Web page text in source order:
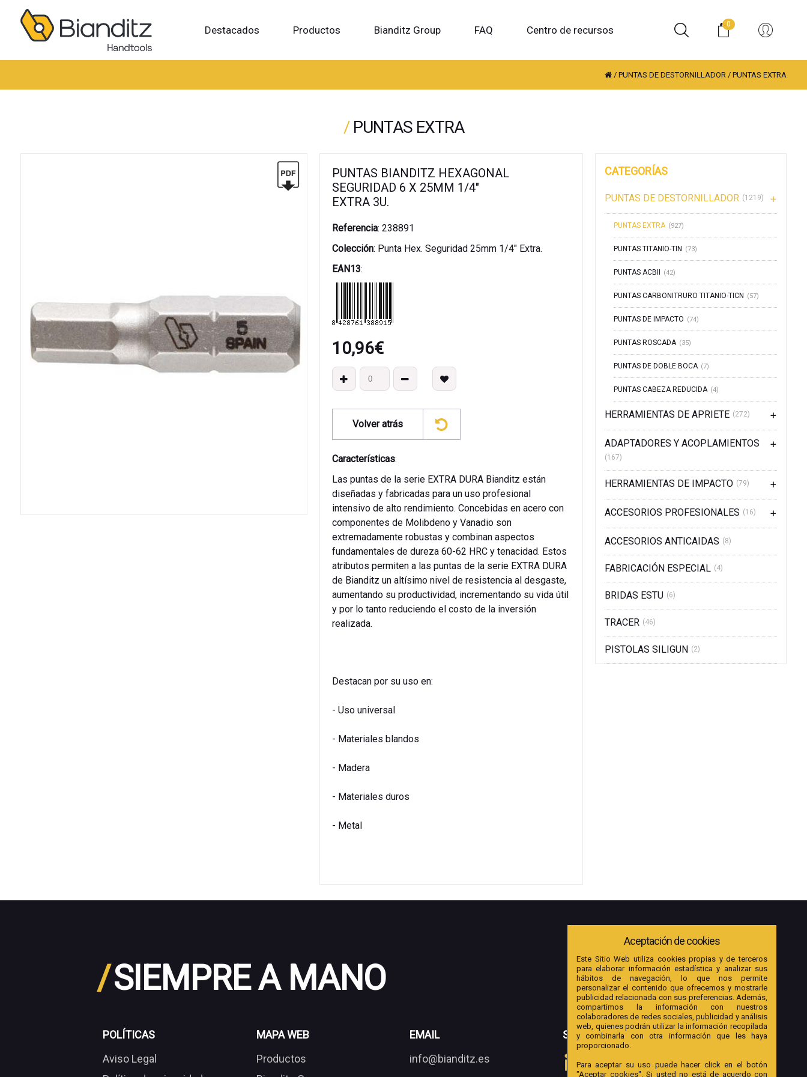
0
Destacados Productos Bianditz Group FAQ Centro de recursos
/PUNTAS DE DESTORNILLADOR /PUNTAS EXTRA
/ PUNTAS EXTRA
PUNTAS BIANDITZ HEXAGONAL
SEGURIDAD 6 X 25MM 1/4"
EXTRA 3U.
Referencia: 238891
Colección: Punta Hex. Seguridad 25mm 1/4" Extra.
EAN13:
10,96€
Volver atrás
Características:
Las puntas de la serie EXTRA DURA Bianditz están
diseñadas y fabricadas para un uso profesional
intensivo de alto rendimiento. Concebidas en acero con
componentes de Molibdeno y Vanadio son
extremadamente robustas y combinan aspectos
fundamentales de dureza 60-62 HRC y tenacidad. Estos
atributos permiten a las puntas de la serie EXTRA DURA
de Bianditz un altísimo nivel de resistencia al desgaste,
aumentando su productividad, incrementando su vida útil
y por lo tanto reduciendo el costo de la inversión
realizada.
Destacan por su uso en:
- Uso universal
- Materiales blandos
- Madera
- Materiales duros
- Metal
CATEGORÍAS
PUNTAS DE DESTORNILLADOR (1219)
PUNTAS EXTRA (927)
PUNTAS TITANIO-TIN (73)
PUNTAS ACBII (42)
PUNTAS CARBONITRURO TITANIO-TICN (57)
PUNTAS DE IMPACTO (74)
PUNTAS ROSCADA (35)
PUNTAS DE DOBLE BOCA (7)
PUNTAS CABEZA REDUCIDA (4)
HERRAMIENTAS DE APRIETE (272)
ADAPTADORES Y ACOPLAMIENTOS
(167)
HERRAMIENTAS DE IMPACTO (79)
ACCESORIOS PROFESIONALES (16)
ACCESORIOS ANTICAIDAS (8)
FABRICACIÓN ESPECIAL (4)
BRIDAS ESTU (6)
TRACER (46)
PISTOLAS SILIGUN (2)
/SIEMPRE A MANO
POLÍTICAS
Aviso Legal
MAPA WEB
Productos
EMAIL
info@bianditz.es
SOCIAL
Aceptación de cookies
Este Sitio Web utiliza cookies propias y de terceros
para elaborar información estadística y analizar sus
hábitos de navegación, lo que nos permite
personalizar el contenido que ofrecemos y mostrarle
publicidad relacionada con sus preferencias. Además,
compartimos la información con nuestros
colaboradores de redes sociales, publicidad y análisis
web, quienes podrán utilizar la información recopilada
y combinarla con otra información que les haya
proporcionado.
Para aceptar su uso puede hacer click en el botón
"Aceptar cookies". Si usted no está de acuerdo con